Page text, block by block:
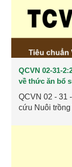
QCVN 02-31-
về thức ăn bổ
QCVN 02 - 31
cứu Nuôi trồng